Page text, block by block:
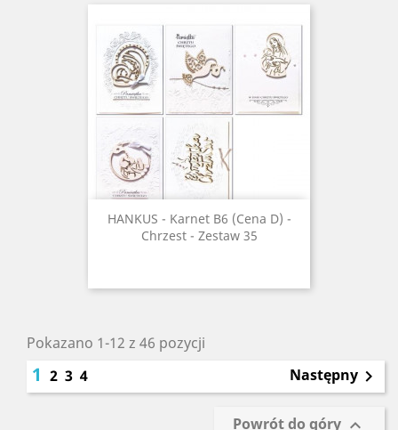
HANKUS - Karnet B6 (Cena D) -
Chrzest - Zestaw 35
Pokazano 1-12 z 46 pozycji
1 2 3 4 Następny 
Powrót do góry 